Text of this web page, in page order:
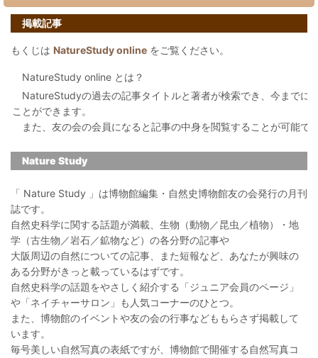
掲載記事
もくじは NatureStudy online をご覧ください。
NatureStudy online とは？
NatureStudyの過去の記事タイトルと著者が検索でき、今までに
ことができます。
また、友の会の会員になると記事の中身を閲覧することが可能で
Nature Study
「 Nature Study 」は博物館編集・自然史博物館友の会発行の月刊
誌です。
自然史科学に関する話題が満載、生物（動物／昆虫／植物）・地
学（古生物／岩石／鉱物など）の各分野の記事や
大阪周辺の自然についての記事、また短報など、あなたが興味の
ある分野がきっと載っているはずです。
自然史科学の話題をやさしく紹介する「ジュニア会員のページ」
や「ネイチャーサロン」も人気コーナーのひとつ。
また、博物館のイベントや友の会の行事などももらさず掲載して
います。
毎号美しい自然写真の表紙ですが、博物館で開催する自然写真コ